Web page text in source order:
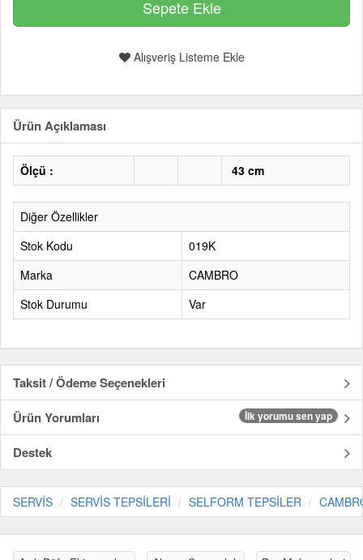
Alışveriş Listeme Ekle
Ürün Açıklaması
Ölçü : 43 cm
Diğer Özellikler
Stok Kodu
019K
Marka
CAMBRO
Stok Durumu
Var
Taksit / Ödeme Seçenekleri
Ürün Yorumları
İlk yorumu sen yap
Destek
SERVİS SERVİS TEPSİLERİ SELFORM TEPSİLER